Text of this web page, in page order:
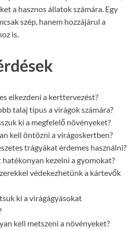
a hasznos állatok számára. Egy
szép, hanem hozzájárul a
is.
elkezdeni a kerttervezést?
talaj típus a virágok számára?
ki a megfelelő növényeket?
kell öntözni a virágoskertben?
trágyákat érdemes használni?
kezelni a gyomokat?
védekezhetünk a kártevők
ki a virágágyásokat
kell metszeni a növényeket?